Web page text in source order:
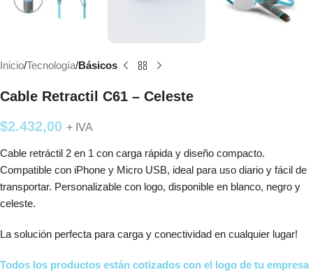
Inicio Tecnología Básicos
Cable Retractil C61 – Celeste
$2.432,00 + IVA
Cable retráctil 2 en 1 con carga rápida y diseño compacto.
Compatible con iPhone y Micro USB, ideal para uso diario y fácil de
transportar. Personalizable con logo, disponible en blanco, negro y
celeste.
La solución perfecta para carga y conectividad en cualquier lugar!
Todos los productos están cotizados con el logo de tu empresa